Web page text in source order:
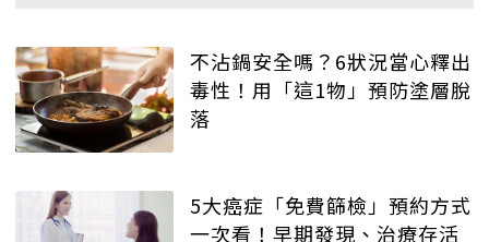
不沾鍋安全嗎？6狀況當心釋出
毒性！用「這1物」預防塗層脫
落
5大癌症「免費篩檢」預約方式
一次看！早期發現、治療存活